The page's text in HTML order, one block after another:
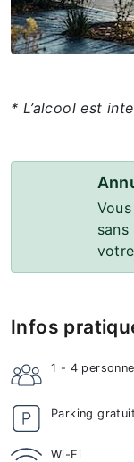
* L’alcool est
Infos
1 - 4
Parking gratuit
Wi-Fi